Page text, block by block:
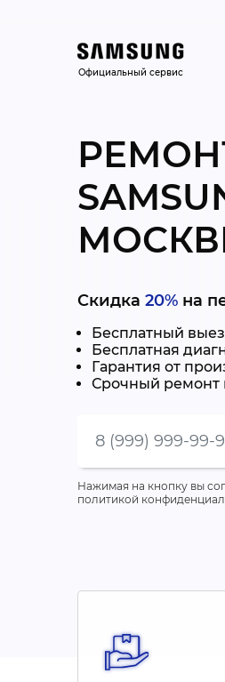
Официальный сервис
Скидка 20%на
Бесплатный
Бесплатная
Гарантия от
Срочный ремонт
Нажимая на кнопку вы
политикой